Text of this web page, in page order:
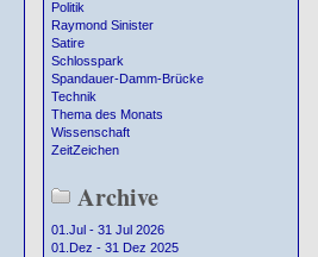
Politik
Raymond Sinister
Satire
Schlosspark
Spandauer-Damm-Brücke
Technik
Thema des Monats
Wissenschaft
ZeitZeichen
Archive
01.Jul - 31 Jul 2026
01.Dez - 31 Dez 2025